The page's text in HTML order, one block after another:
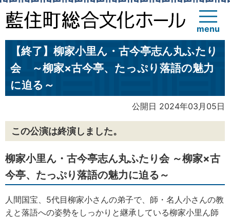
menu
【終了】柳家小里ん・古今亭志ん丸ふたり
会 ～柳家×古今亭、たっぷり落語の魅力
に迫る～
公開日 2024年03月05日
この公演は終演しました。
柳家小里ん・古今亭志ん丸ふたり会 ～柳家×古
今亭、たっぷり落語の魅力に迫る～
人間国宝、5代目柳家小さんの弟子で、師・名人小さんの教
えと落語への姿勢をしっかりと継承している柳家小里ん師